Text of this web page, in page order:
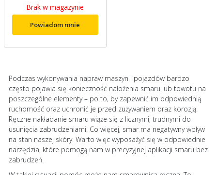
Brak w magazynie
Powiadom mnie
Podczas wykonywania napraw maszyn i pojazdów bardzo
często pojawia się konieczność nałożenia smaru lub towotu na
poszczególne elementy – po to, by zapewnić im odpowiednią
ruchomość oraz uchronić je przed zużywaniem oraz korozją.
Ręczne nakładanie smaru wiąże się z licznymi, trudnymi do
usunięcia zabrudzeniami. Co więcej, smar ma negatywny wpływ
na stan naszej skóry. Warto więc wyposażyć się w odpowiednie
narzędzia, które pomogą nam w precyzyjnej aplikacji smaru bez
zabrudzeń.